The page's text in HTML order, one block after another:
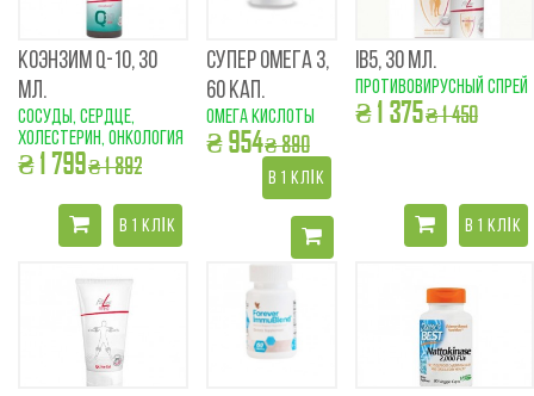
КОЭНЗИМ Q-10, 30
МЛ.
cосуды, сердце,
холестерин, онкология
₴ 1 799₴ 1 892
В 1 КЛІК
СУПЕР ОМЕГА 3,
60 КАП.
омега кислоты
₴ 954₴ 890
В 1 КЛІК
IB5, 30 МЛ.
противовирусный спрей
₴ 1 375₴ 1 450
В 1 КЛІК